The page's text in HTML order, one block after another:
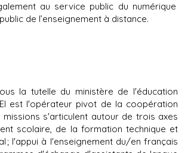
au service public du numérique
de l’enseignement à distance.
la tutelle du ministère de l'éducation
est l'opérateur pivot de la coopération
s'articulent autour de trois axes
scolaire, de la formation technique et
; l'appui à l'enseignement du/en français